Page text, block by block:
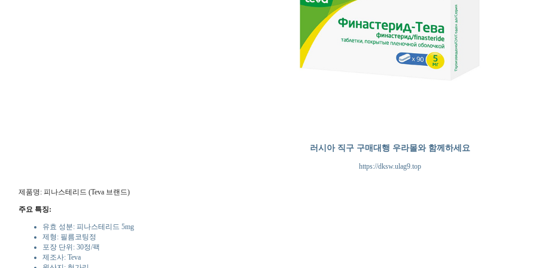
러시아 직구 구매대행 우라몰와 함께하세요
https://dksw.ulag9.top
제품명: 피나스테리드 (Teva 브랜드)
주요 특징:
유효 성분: 피나스테리드 5mg
제형: 필름코팅정
포장 단위: 30정/팩
제조사: Teva